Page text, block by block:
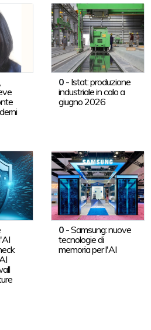
0 - Istat: produzione
industriale in calo a
giugno 2026
0 -Samsung: nuove
tecnologie di
memoria per l'AI